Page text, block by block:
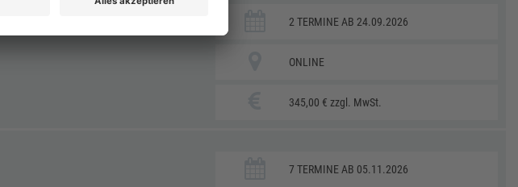
2 TERMINE AB 24.09.2026
ONLINE
345,00 € zzgl. MwSt.
7 TERMINE AB 05.11.2026